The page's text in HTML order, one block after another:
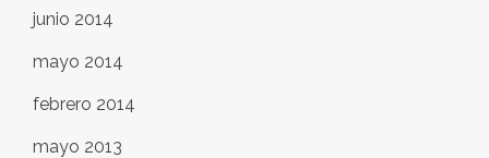
junio 2014
mayo 2014
febrero 2014
mayo 2013